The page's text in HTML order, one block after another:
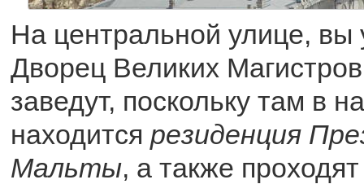
На центральной улице, вы
Дворец Великих
заведут, поскольку там в
находится резиденция
Мальты, а также